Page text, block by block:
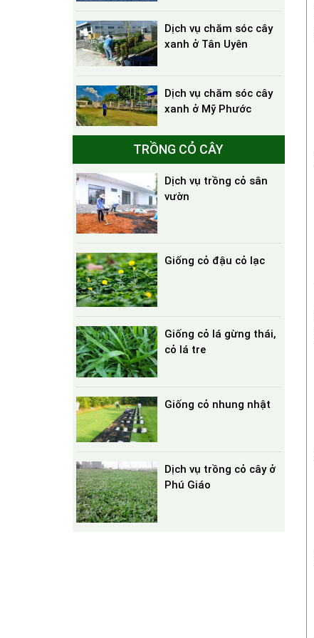
Dịch vụ chăm sóc cây
xanh ở Tân Uyên
Dịch vụ chăm sóc cây
xanh ở Mỹ Phước
TRỒNG CỎ CÂY
Dịch vụ trồng cỏ sân
vườn
Giống cỏ đậu cỏ lạc
Giống cỏ lá gừng thái,
cỏ lá tre
Giống cỏ nhung nhật
Dịch vụ trồng cỏ cây ở
Phú Giáo